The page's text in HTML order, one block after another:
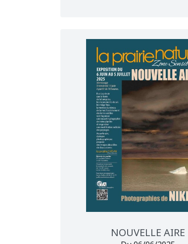
NOUVELLE AIRE